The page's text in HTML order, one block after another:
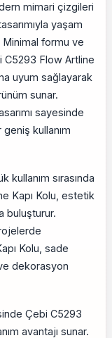
mimari çizgileri
yaşam
Minimal formu ve
C5293 Flow Artline
uyum sağlayarak
sunar.
sayesinde
kullanım
kullanım sırasında
Kapı Kolu, estetik
buluşturur.
Kolu, sade
dekorasyon
Çebi C5293
avantajı sunar.